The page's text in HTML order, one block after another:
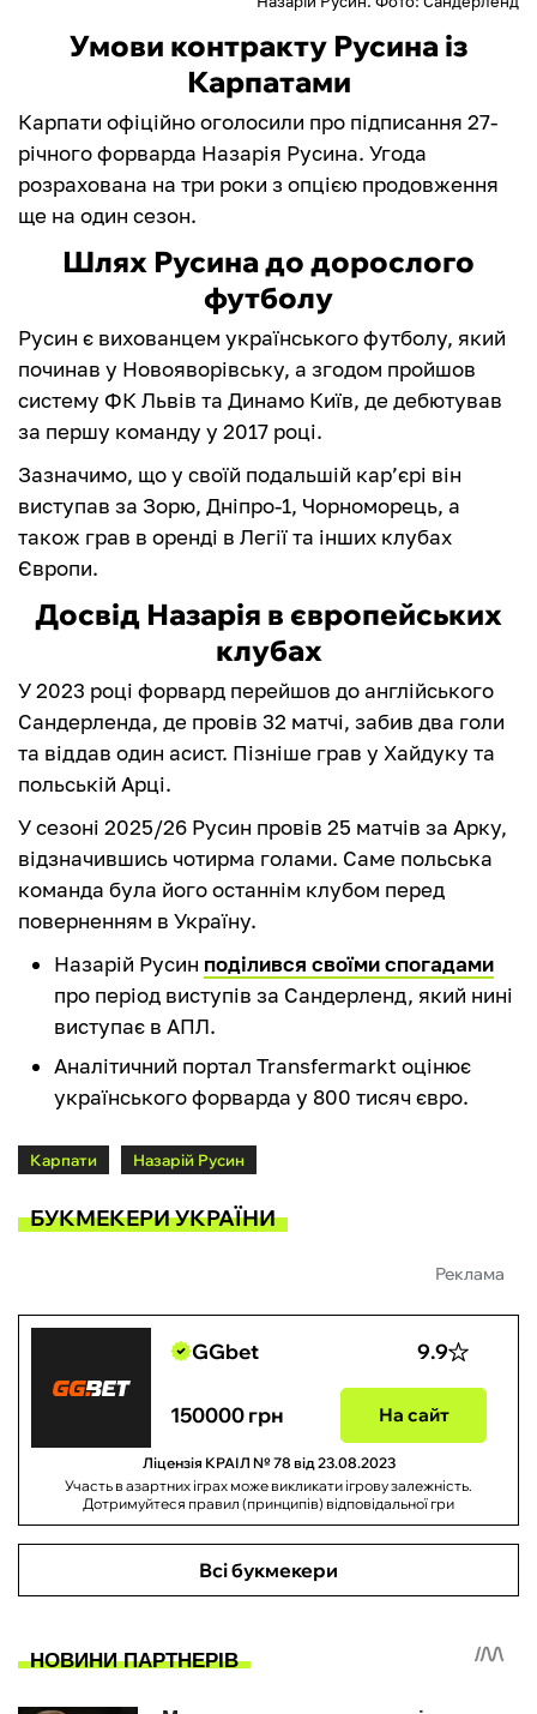
Умови контракту Русина із
Карпатами
Карпати офіційно оголосили про підписання 27-
річного форварда Назарія Русина. Угода
розрахована на три роки з опцією продовження
ще на один сезон.
Шлях Русина до дорослого
футболу
Русин є вихованцем українського футболу, який
починав у Новояворівську, а згодом пройшов
систему ФК Львів та Динамо Київ, де дебютував
за першу команду у 2017 році.
Зазначимо, що у своїй подальшій кар’єрі він
виступав за Зорю, Дніпро-1, Чорноморець, а
також грав в оренді в Легії та інших клубах
Європи.
Досвід Назарія в європейських
клубах
У 2023 році форвард перейшов до англійського
Сандерленда, де провів 32 матчі, забив два голи
та віддав один асист. Пізніше грав у Хайдуку та
польській Арці.
У сезоні 2025/26 Русин провів 25 матчів за Арку,
відзначившись чотирма голами. Саме польська
команда була його останнім клубом перед
поверненням в Україну.
Назарій Русин поділився своїми спогадами
про період виступів за Сандерленд, який нині
виступає в АПЛ.
Аналітичний портал Transfermarkt оцінює
українського форварда у 800 тисяч євро.
Карпати Назарій Русин
БУКМЕКЕРИ УКРАЇНИ
Реклама
GGbet 9.9
150000 грн На сайт
Ліцензія КРАІЛ № 78 від 23.08.2023
Участь в азартних іграх може викликати ігрову залежність.
Дотримуйтеся правил (принципів) відповідальної гри
Всі букмекери